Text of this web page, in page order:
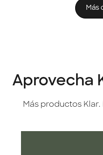
Más
Aprovecha
Más productos